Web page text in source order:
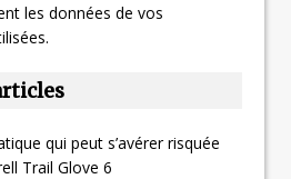
les données de vos
.
qui peut s’avérer risquée
Trail Glove 6